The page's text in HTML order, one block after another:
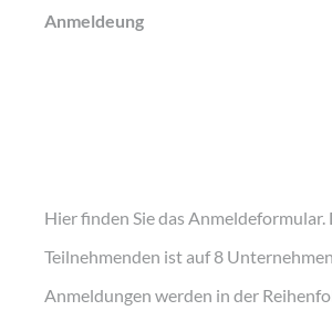
Anmeldeung
Hier finden Sie das Anmeldeformular.
Teilnehmenden ist auf 8
Anmeldungen werden in der